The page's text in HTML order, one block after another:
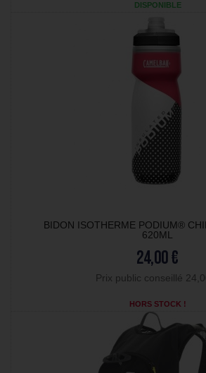
DISPONIBLE
BIDON ISOTHERME PODIUM®
620ML
24,00 €
Prix public conseillé
HORS STOCK !